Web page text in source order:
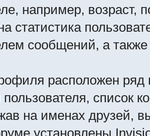
например, возраст,
статистика
сообщений, а
расположен
список
на именах друзей,
установлены